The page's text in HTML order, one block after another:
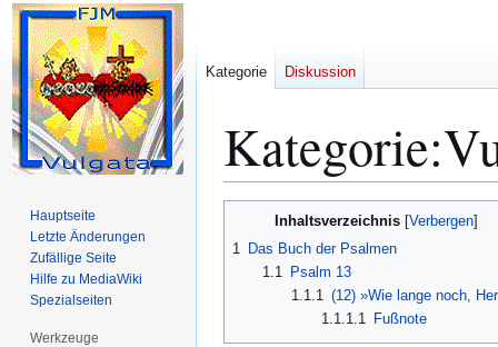
Kategorie:
Inhaltsverzeichnis
1 Das Buch der Psalmen
1.1
Psalm 13
1.1.1 (12) »Wie lange noch,
1.1.1.1
Fußnote
Kategorie Diskussion
Hauptseite
Letzte Änderungen
Zufällige Seite
Hilfe zu MediaWiki
Spezialseiten
Werkzeuge